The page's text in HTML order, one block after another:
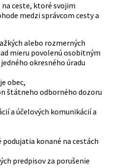
ceste, ktoré svojim
medzi správcom cesty a
alebo rozmerných
mieru povolenú osobitným
okresného úradu
obec,
štátneho odborného dozoru
a účelových komunikácií a
konané na cestách
predpisov za porušenie